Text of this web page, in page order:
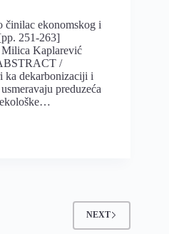
činilac ekonomskog i
251-263]
Kaplarević
/
dekarbonizaciji i
preduzeća
ekološke…
NEXT